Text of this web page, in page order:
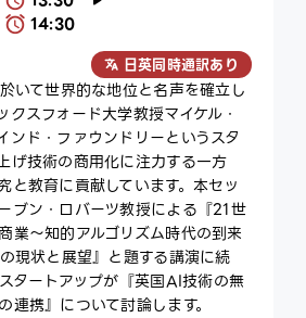
14:30
日英同時通訳あり
いて世界的な地位と名声を確立し
クスフォード大学教授マイケル・
ンド・ファウンドリーというスタ
げ技術の商用化に注力する一方
と教育に貢献しています。本セッ
ブン・ロバーツ教授による『21世
業～知的アルゴリズム時代の到来
現状と展望』と題する講演に続
タートアップが『英国AI技術の無
連携』について討論します。